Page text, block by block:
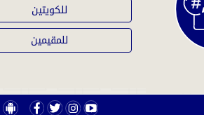
للكويتين
للمقيمين